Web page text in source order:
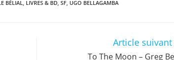
BÉLIAL, LIVRES & BD, SF, UGO BELLAGAMBA
Article suivant
To The Moon – Greg